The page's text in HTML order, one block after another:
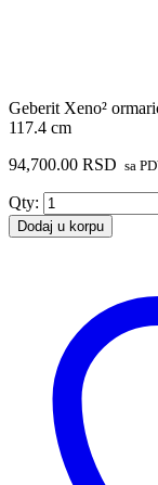
Geberit Xeno²
117.4 cm
94,700.00 RSD sa
Qty: Geberit
Xeno²
ormarić
cm,
sa
dve
fioke,
117.4
cm
količina
Dodaj u korpu